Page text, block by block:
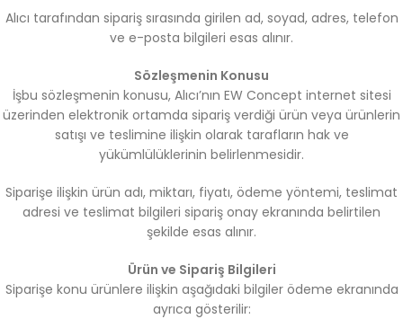
Alıcı tarafından sipariş sırasında girilen ad, soyad, adres, telefon
ve e-posta bilgileri esas alınır.
Sözleşmenin Konusu
İşbu sözleşmenin konusu, Alıcı’nın EW Concept internet sitesi
üzerinden elektronik ortamda sipariş verdiği ürün veya ürünlerin
satışı ve teslimine ilişkin olarak tarafların hak ve
yükümlülüklerinin belirlenmesidir.
Siparişe ilişkin ürün adı, miktarı, fiyatı, ödeme yöntemi, teslimat
adresi ve teslimat bilgileri sipariş onay ekranında belirtilen
şekilde esas alınır.
Ürün ve Sipariş Bilgileri
Siparişe konu ürünlere ilişkin aşağıdaki bilgiler ödeme ekranında
ayrıca gösterilir: